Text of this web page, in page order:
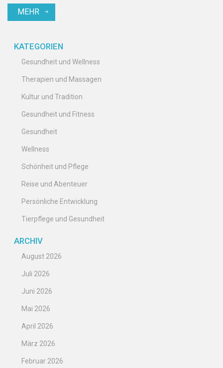
MEHR
KATEGORIEN
Gesundheit und Wellness
Therapien und Massagen
Kultur und Tradition
Gesundheit und Fitness
Gesundheit
Wellness
Schönheit und Pflege
Reise und Abenteuer
Persönliche Entwicklung
Tierpflege und Gesundheit
ARCHIV
August 2026
Juli 2026
Juni 2026
Mai 2026
April 2026
März 2026
Februar 2026